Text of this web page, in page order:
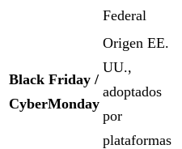
Federal
Black Friday /
CyberMonday
Origen EE.
UU.,
adoptados
por
plataformas